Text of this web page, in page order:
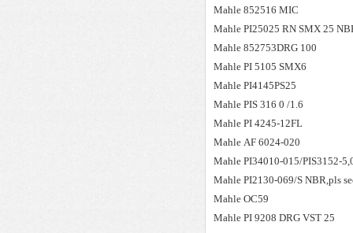
Mahle 852516 MIC
Mahle PI25025 RN SMX 25
Mahle 852753DRG 100
Mahle PI 5105 SMX6
Mahle PI4145PS25
Mahle PIS 316 0 /1.6
Mahle PI 4245-12FL
Mahle AF 6024-020
Mahle PI34010-015/PIS3152-
Mahle PI2130-069/S NBR,pls
Mahle OC59
Mahle PI 9208 DRG VST 25